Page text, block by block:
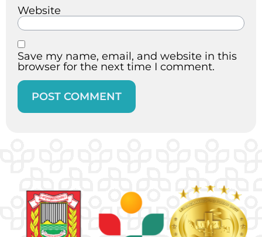
Website
Save my name, email, and website in this
browser for the next time I comment.